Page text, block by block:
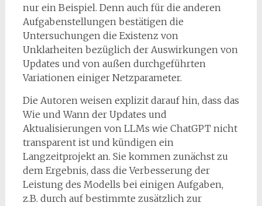
nur ein Beispiel. Denn auch für die anderen
Aufgabenstellungen bestätigen die
Untersuchungen die Existenz von
Unklarheiten bezüglich der Auswirkungen von
Updates und von außen durchgeführten
Variationen einiger Netzparameter.
Die Autoren weisen explizit darauf hin, dass das
Wie und Wann der Updates und
Aktualisierungen von LLMs wie ChatGPT nicht
transparent ist und kündigen ein
Langzeitprojekt an. Sie kommen zunächst zu
dem Ergebnis, dass die Verbesserung der
Leistung des Modells bei einigen Aufgaben,
z.B. durch auf bestimmte zusätzlich zur